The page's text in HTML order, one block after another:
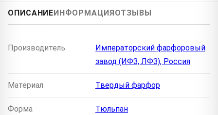
ОПИСАНИЕИНФОРМАЦИЯОТЗЫВЫ
Производитель
Императорский фарфоровый
завод (ИФЗ, ЛФЗ), Россия
Материал Твердый фарфор
Форма Тюльпан